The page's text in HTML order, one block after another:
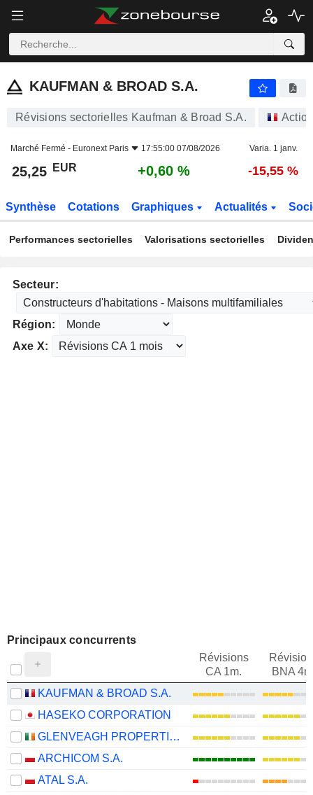
KAUFMAN & BROAD S.A.
KAUFMAN & BROAD S.A.
Révisions sectorielles Kaufman & Broad S.A.
Marché Fermé - Euronext Paris 17:55:00 07/08/2026 Varia. 1 janv.
25,25 EUR +0,60 % -15,55 %
Synthèse Cotations Graphiques Actualités
Performances sectorielles Valorisations sectorielles
Secteur:
Région:
Axe X:
Principaux concurrents
Révisions
CA 1m.
BNA
KAUFMAN & BROAD S.A.
HASEKO CORPORATION
GLENVEAGH PROPERTIES PLC
ARCHICOM S.A.
ATAL S.A.